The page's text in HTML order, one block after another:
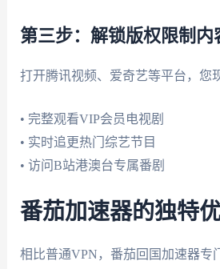
第三步：解锁版权限制内
打开腾讯视频、爱奇艺等平台，您
• 完整观看VIP会员电视剧
• 实时追更热门综艺节目
• 访问B站港澳台专属番剧
番茄加速器的独特
相比普通VPN，番茄回国加速器专